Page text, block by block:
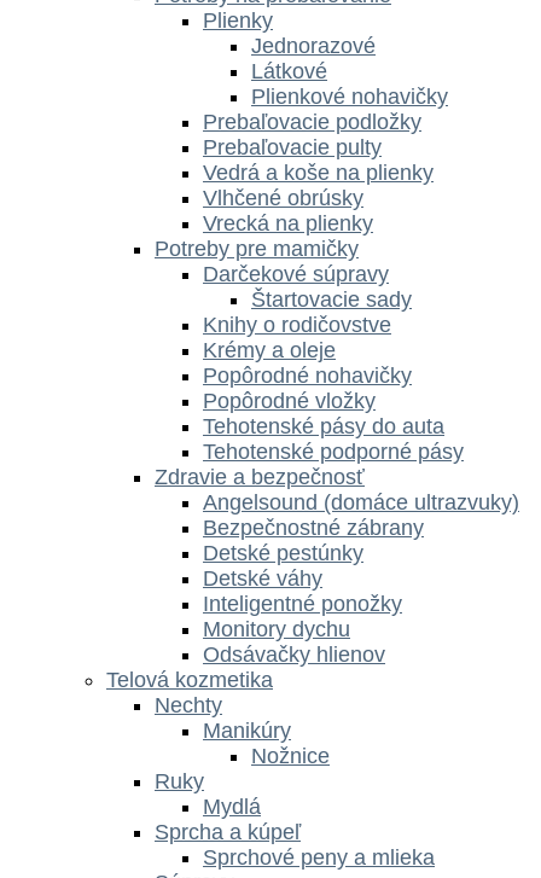
Plienky
Jednorazové
Látkové
Plienkové nohavičky
Prebaľovacie podložky
Prebaľovacie pulty
Vedrá a koše na plienky
Vlhčené obrúsky
Vrecká na plienky
Potreby pre mamičky
Darčekové súpravy
Štartovacie sady
Knihy o rodičovstve
Krémy a oleje
Popôrodné nohavičky
Popôrodné vložky
Tehotenské pásy do auta
Tehotenské podporné pásy
Zdravie a bezpečnosť
Angelsound (domáce ultrazvuky)
Bezpečnostné zábrany
Detské pestúnky
Detské váhy
Inteligentné ponožky
Monitory dychu
Odsávačky hlienov
Telová kozmetika
Nechty
Manikúry
Nožnice
Ruky
Mydlá
Sprcha a kúpeľ
Sprchové peny a mlieka